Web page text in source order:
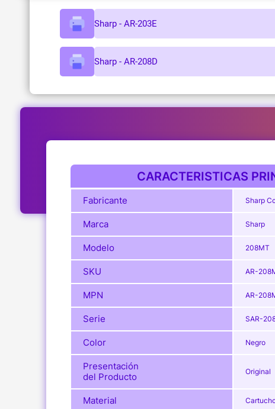
Sharp - AR-203E
Sharp - AR-208D
CARACTERISTICAS
Fabricante Sharp
Marca Sharp
Modelo 208MT
SKU AR-
MPN AR-
Serie SAR-
Color Negro
Presentación
del Producto
Original
Material